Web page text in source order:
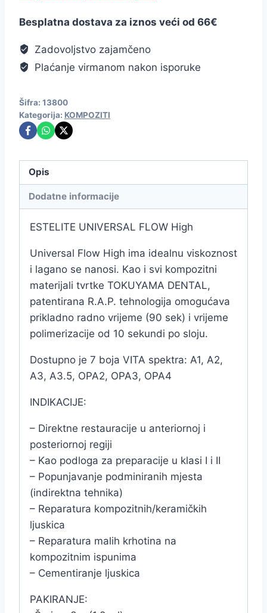
Besplatna dostava za iznos veći od 66€
Zadovoljstvo zajamčeno
Plaćanje virmanom nakon isporuke
Šifra: 13800
Kategorija: KOMPOZITI
Opis
Dodatne informacije
ESTELITE UNIVERSAL FLOW High
Universal Flow High ima idealnu viskoznost
i lagano se nanosi. Kao i svi kompozitni
materijali tvrtke TOKUYAMA DENTAL,
patentirana R.A.P. tehnologija omogućava
prikladno radno vrijeme (90 sek) i vrijeme
polimerizacije od 10 sekundi po sloju.
Dostupno je 7 boja VITA spektra: A1, A2,
A3, A3.5, OPA2, OPA3, OPA4
INDIKACIJE:
– Direktne restauracije u anteriornoj i
posteriornoj regiji
– Kao podloga za preparacije u klasi I i II
– Popunjavanje podminiranih mjesta
(indirektna tehnika)
– Reparatura kompozitnih/keramičkih
ljuskica
– Reparatura malih krhotina na
kompozitnim ispunima
– Cementiranje ljuskica
PAKIRANJE: